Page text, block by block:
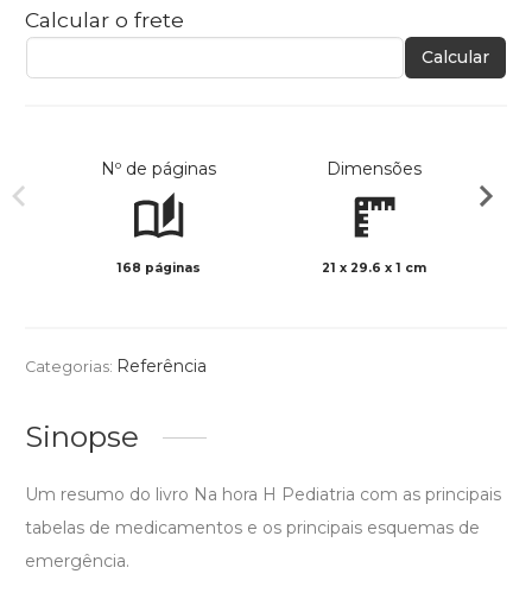
Calcular o frete
Calcular
Nº de páginas
168 páginas
Dimensões
21 x 29.6 x 1 cm
Categorias: Referência
Sinopse
Um resumo do livro Na hora H Pediatria com as principais
tabelas de medicamentos e os principais esquemas de
emergência.